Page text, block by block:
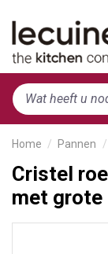
Home Pannen
Cristel
met grote